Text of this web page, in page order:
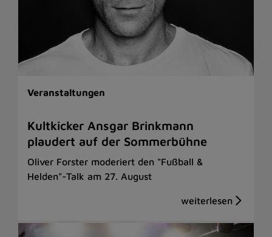
Veranstaltungen
Kultkicker Ansgar Brinkmann
plaudert auf der Sommerbühne
Oliver Forster moderiert den "Fußball &
Helden"-Talk am 27. August